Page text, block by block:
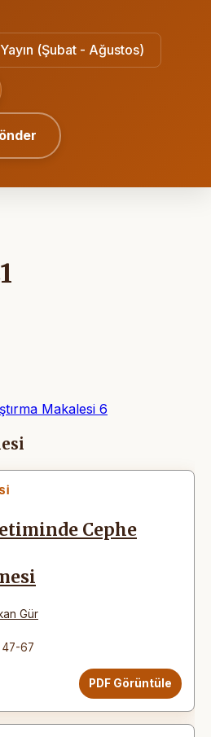
(Şubat - Ağustos)
Makalesi 6
Cephe
Gür
47-67
PDF Görüntüle